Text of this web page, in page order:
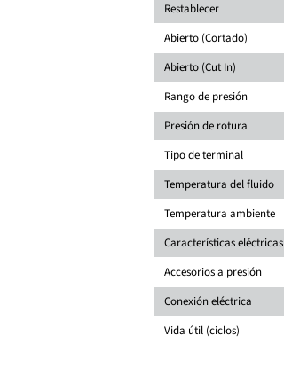
Restablecer
Abierto (Cortado)
Abierto (Cut In)
Rango de presión
Presión de rotura
Tipo de terminal
Temperatura del fluido
Temperatura ambiente
Características eléctricas
Accesorios a presión
Conexión eléctrica
Vida útil (ciclos)